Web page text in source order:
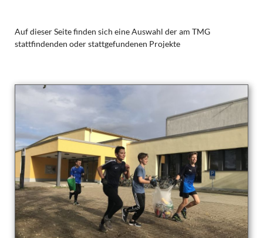
Auf dieser Seite finden sich eine Auswahl der am TMG
stattfindenden oder stattgefundenen Projekte